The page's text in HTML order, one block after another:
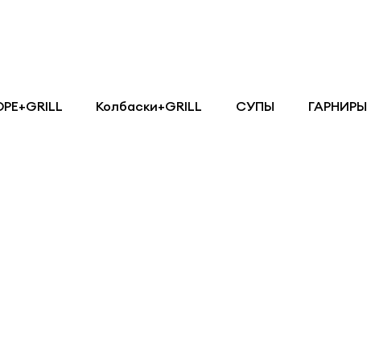
Колбаски+GRILL СУПЫ ГАРНИРЫ